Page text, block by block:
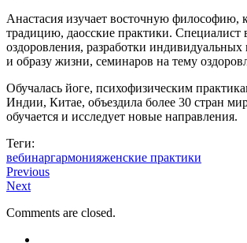
Анастасия изучает восточную философию,
традицию, даосские практики. Специалист
оздоровления, разработки
и образу жизни, семинаров на тему
Обучалась йоге, психофизическим
Индии, Китае, объездила более 30 стран
обучается и исследует новые направления.
Теги:
вебинаргармонияженские практики
Previous
Next
Comments are closed.